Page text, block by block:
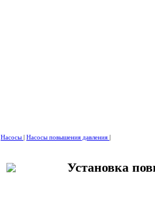
Насосы | Насосы повышения давления |
Установка